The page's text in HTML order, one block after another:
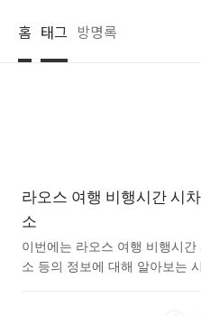
홈 태그 방명록
라오스 여행 비행시간 시
소
이번에는 라오스 여행 비행시간
소 등의 정보에 대해 알아보는